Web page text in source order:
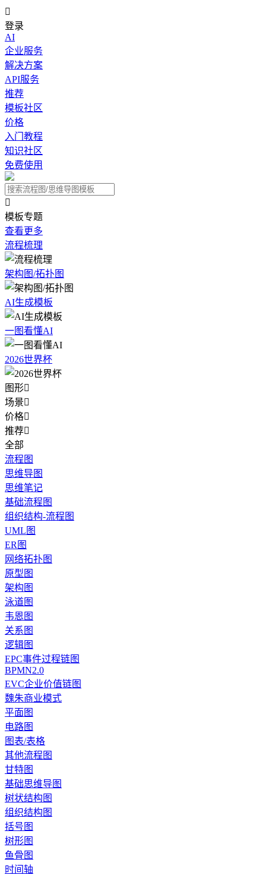

登录
AI
企业服务
解决方案
API服务
推荐
模板社区
价格
入门教程
知识社区
免费使用

模板专题
查看更多
流程梳理
架构图/拓扑图
AI生成模板
一图看懂AI
2026世界杯
图形
场景
价格
推荐
全部
流程图
思维导图
思维笔记
基础流程图
组织结构-流程图
UML图
ER图
网络拓扑图
原型图
架构图
泳道图
韦恩图
关系图
逻辑图
EPC事件过程链图
BPMN2.0
EVC企业价值链图
魏朱商业模式
平面图
电路图
图表/表格
其他流程图
甘特图
基础思维导图
树状结构图
组织结构图
括号图
树形图
鱼骨图
时间轴